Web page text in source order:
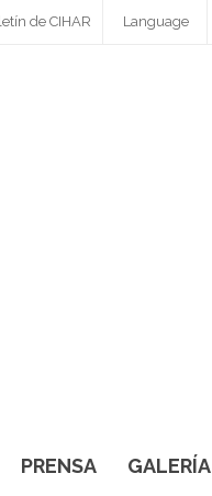
Language
de CIHAR
PRENSA
GALERÍA